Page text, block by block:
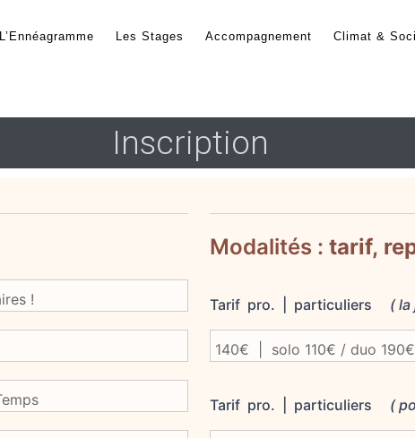
L’Ennéagramme Les Stages Accompagnement Climat &
Inscription
Modalités : tarif,
Tarif pro. | particuliers ( la
Tarif pro. | particuliers (